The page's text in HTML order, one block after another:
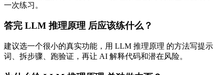
一次练习。
答完 LLM 推理原理 后应该练什么？
建议选一个很小的真实功能，用 LLM 推理原理 的方法写提示
词、拆步骤、跑验证，再让 AI 解释代码和潜在风险。